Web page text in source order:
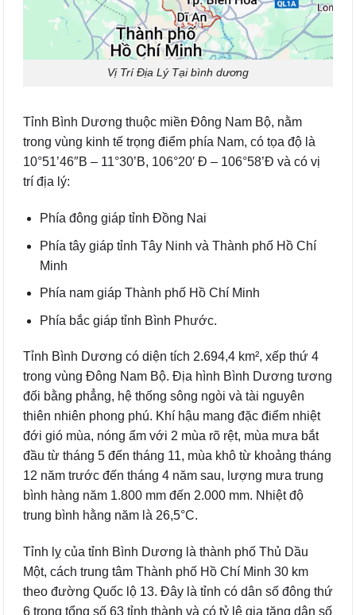
Vị Trí Địa Lý Tại bình dương
Tỉnh Bình Dương thuộc miền Đông Nam Bộ, nằm
trong vùng kinh tế trọng điểm phía Nam, có tọa độ là
10°51’46″B – 11°30’B, 106°20′ Đ – 106°58’Đ và có vị
trí địa lý:
Phía đông giáp tỉnh Đồng Nai
Phía tây giáp tỉnh Tây Ninh và Thành phố Hồ Chí
Minh
Phía nam giáp Thành phố Hồ Chí Minh
Phía bắc giáp tỉnh Bình Phước.
Tỉnh Bình Dương có diện tích 2.694,4 km², xếp thứ 4
trong vùng Đông Nam Bộ. Địa hình Bình Dương tương
đối bằng phẳng, hệ thống sông ngòi và tài nguyên
thiên nhiên phong phú. Khí hậu mang đặc điểm nhiệt
đới gió mùa, nóng ẩm với 2 mùa rõ rệt, mùa mưa bắt
đầu từ tháng 5 đến tháng 11, mùa khô từ khoảng tháng
12 năm trước đến tháng 4 năm sau, lượng mưa trung
bình hàng năm 1.800 mm đến 2.000 mm. Nhiệt độ
trung bình hằng năm là 26,5°C.
Tỉnh lỵ của tỉnh Bình Dương là thành phố Thủ Dầu
Một, cách trung tâm Thành phố Hồ Chí Minh 30 km
theo đường Quốc lộ 13. Đây là tỉnh có dân số đông thứ
6 trong tổng số 63 tỉnh thành và có tỷ lệ gia tăng dân số